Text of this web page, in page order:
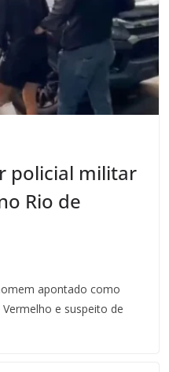
policial militar
Rio de
apontado como
e suspeito de